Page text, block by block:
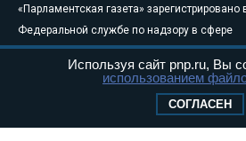
«Парламентская газета» зарегистрировано
Федеральной службе по надзору в сфере
связи, информационных технологий и
массовых коммуникаций (Роскомнадзор)
Свидетельство о регистрации Эл № ФС77-
Используя сайт pnp.ru, Вы
использованием
СОГЛАСЕН